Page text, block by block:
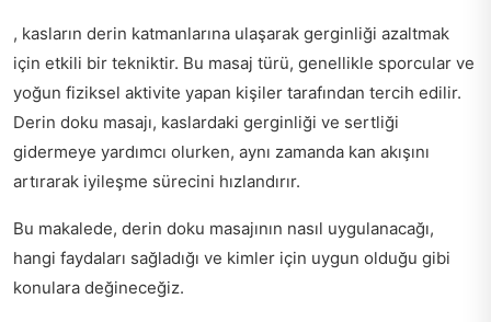
, kasların derin katmanlarına ulaşarak gerginliği azaltmak
için etkili bir tekniktir. Bu masaj türü, genellikle sporcular ve
yoğun fiziksel aktivite yapan kişiler tarafından tercih edilir.
Derin doku masajı, kaslardaki gerginliği ve sertliği
gidermeye yardımcı olurken, aynı zamanda kan akışını
artırarak iyileşme sürecini hızlandırır.
Bu makalede, derin doku masajının nasıl uygulanacağı,
hangi faydaları sağladığı ve kimler için uygun olduğu gibi
konulara değineceğiz.